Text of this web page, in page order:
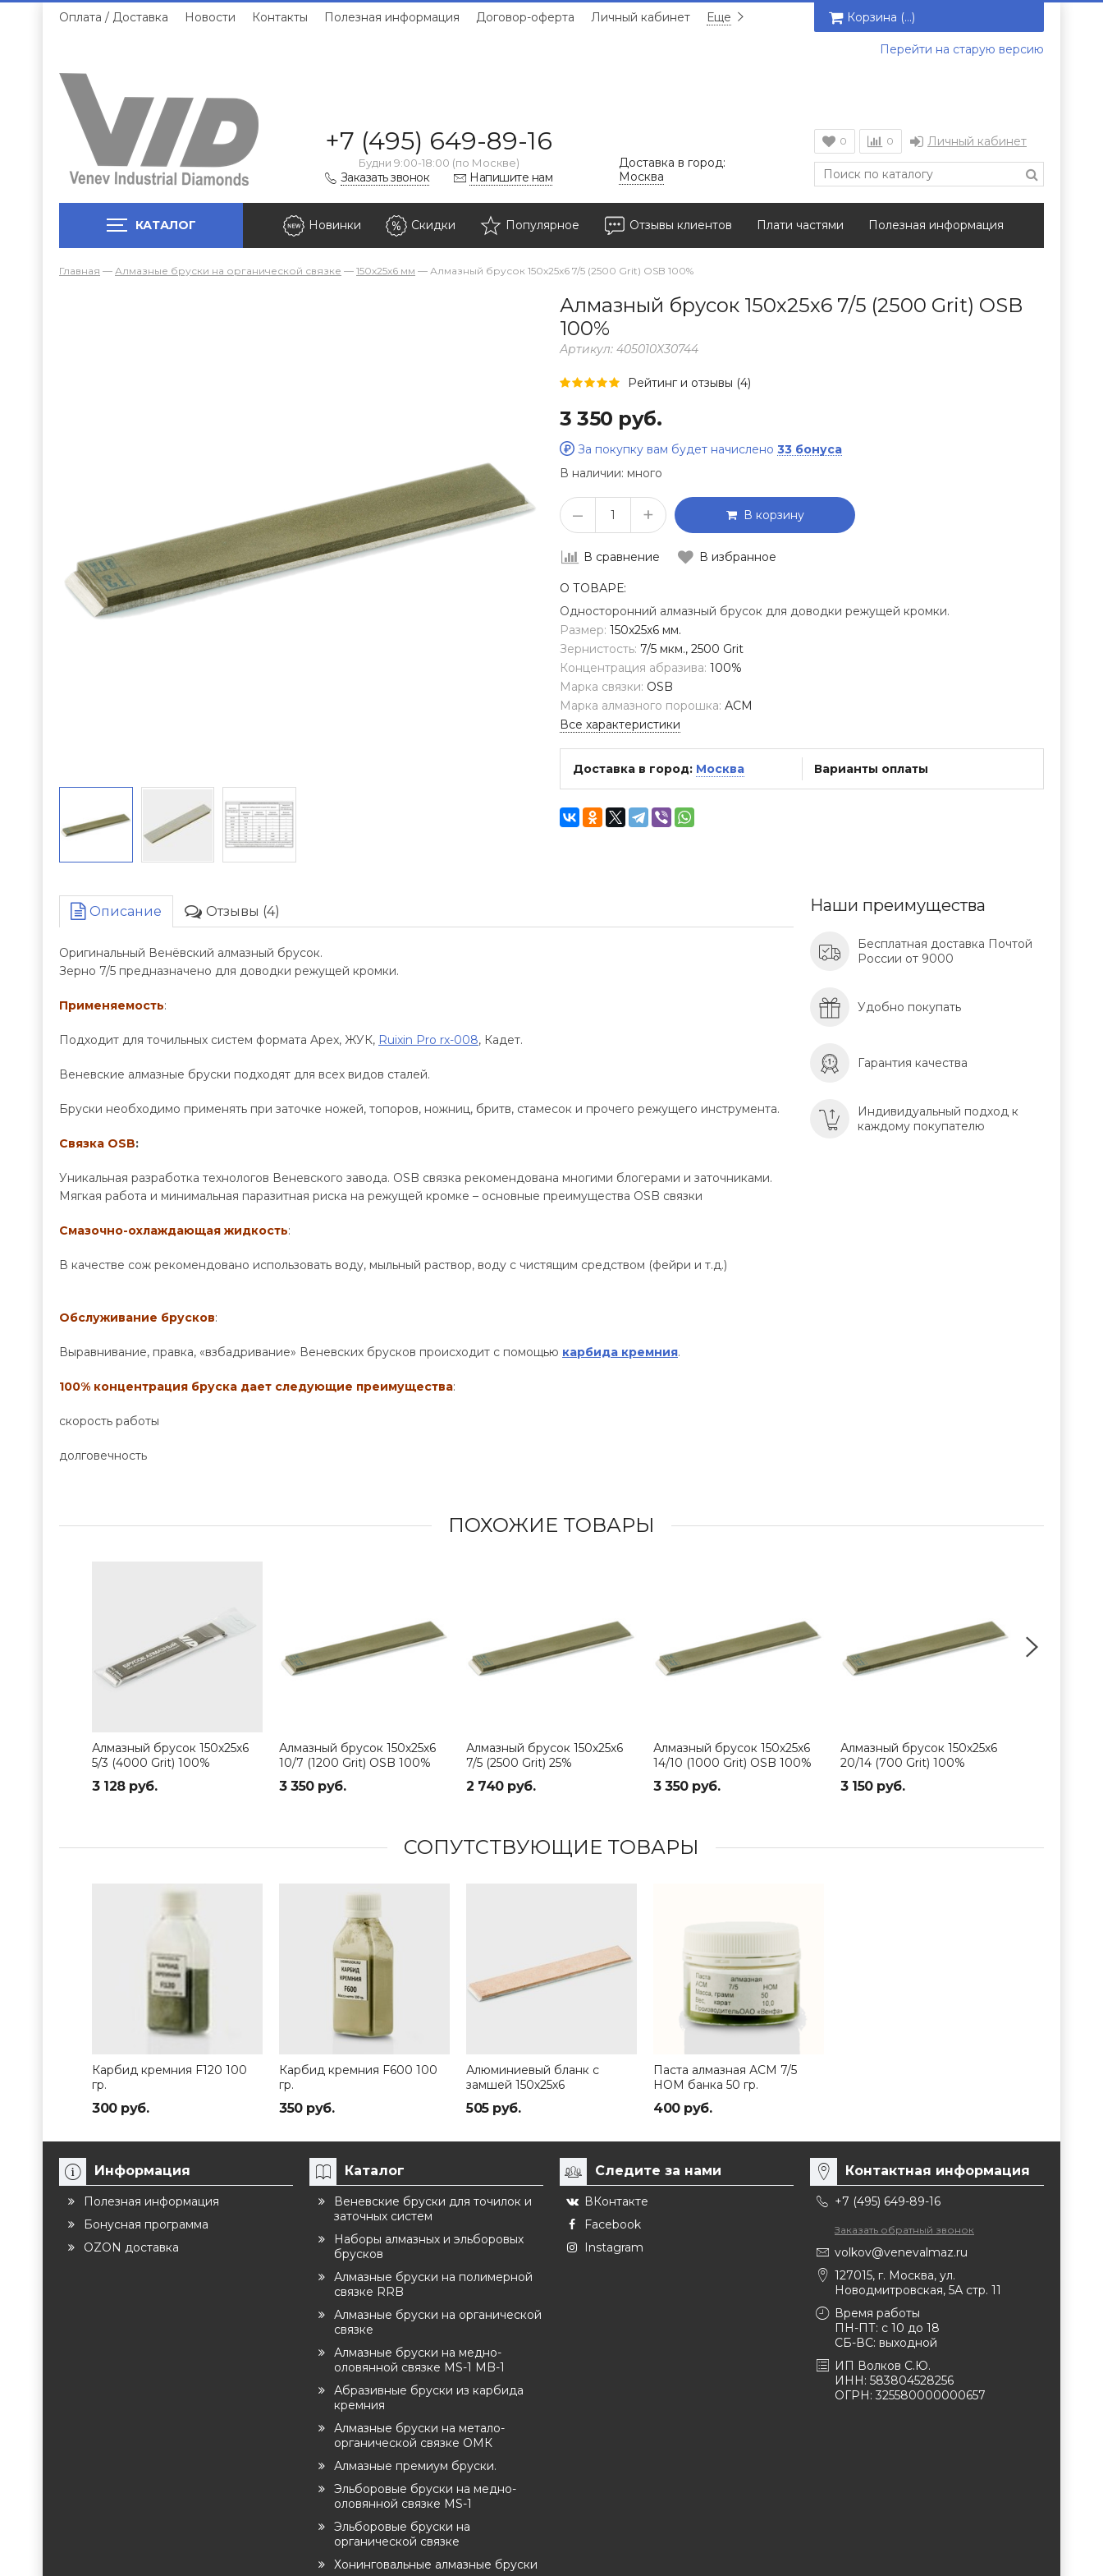
Оплата / Доставка Новости Контакты Полезная информация Договор-оферта Личный кабинет Еще Корзина (…)
Перейти на старую версию
+7 (495) 649-89-16
Будни 9:00-18:00 (по Москве)
Заказать звонок Напишите нам
Доставка в город:
Москва
0 0 Личный кабинет
КАТАЛОГ Новинки Скидки Популярное Отзывы клиентов Плати частями Полезная информация
Главная — Алмазные бруски на органической связке — 150х25х6 мм — Алмазный брусок 150х25х6 7/5 (2500 Grit) OSB 100%
Алмазный брусок 150х25х6 7/5 (2500 Grit) OSB
100%
Артикул: 405010Х30744
Рейтинг и отзывы (4)
3 350 руб.
За покупку вам будет начислено 33 бонуса
В наличии: много
– + В корзину
В сравнение В избранное
О ТОВАРЕ:
Односторонний алмазный брусок для доводки режущей кромки.
Размер: 150х25х6 мм.
Зернистость: 7/5 мкм., 2500 Grit
Концентрация абразива: 100%
Марка связки: OSB
Марка алмазного порошка: АСМ
Все характеристики
Доставка в город: Москва Варианты оплаты
Описание Отзывы (4)
Оригинальный Венёвский алмазный брусок.
Зерно 7/5 предназначено для доводки режущей кромки.
Применяемость:
Подходит для точильных систем формата Apex, ЖУК, Ruixin Pro rx-008, Кадет.
Веневские алмазные бруски подходят для всех видов сталей.
Бруски необходимо применять при заточке ножей, топоров, ножниц, бритв, стамесок и прочего режущего инструмента.
Связка OSB:
Уникальная разработка технологов Веневского завода. OSB связка рекомендована многими блогерами и заточниками.
Мягкая работа и минимальная паразитная риска на режущей кромке – основные преимущества OSB связки
Смазочно-охлаждающая жидкость:
В качестве сож рекомендовано использовать воду, мыльный раствор, воду с чистящим средством (фейри и т.д.)
Обслуживание брусков:
Выравнивание, правка, «взбадривание» Веневских брусков происходит с помощью карбида кремния.
100% концентрация бруска дает следующие преимущества:
скорость работы
долговечность
Наши преимущества
Бесплатная доставка Почтой
России от 9000
Удобно покупать
Гарантия качества
Индивидуальный подход к
каждому покупателю
ПОХОЖИЕ ТОВАРЫ
Алмазный брусок 150х25х6
5/3 (4000 Grit) 100%
3 128 руб.
Алмазный брусок 150х25х6
10/7 (1200 Grit) OSB 100%
3 350 руб.
Алмазный брусок 150х25х6
7/5 (2500 Grit) 25%
2 740 руб.
Алмазный брусок 150х25х6
14/10 (1000 Grit) OSB 100%
3 350 руб.
Алмазный брусок 150х25х6
20/14 (700 Grit) 100%
3 150 руб.
СОПУТСТВУЮЩИЕ ТОВАРЫ
Карбид кремния F120 100
гр.
300 руб.
Карбид кремния F600 100
гр.
350 руб.
Алюминиевый бланк с
замшей 150х25х6
505 руб.
Паста алмазная АСМ 7/5
НОМ банка 50 гр.
400 руб.
Информация
Полезная информация
Бонусная программа
OZON доставка
Каталог
Веневские бруски для точилок и
заточных систем
Наборы алмазных и эльборовых
брусков
Алмазные бруски на полимерной
связке RRB
Алмазные бруски на органической
связке
Алмазные бруски на медно-
оловянной связке MS-1 MB-1
Абразивные бруски из карбида
кремния
Алмазные бруски на метало-
органической связке ОМК
Алмазные премиум бруски.
Эльборовые бруски на медно-
оловянной связке MS-1
Эльборовые бруски на
органической связке
Хонинговальные алмазные бруски
Следите за нами
ВКонтакте
Facebook
Instagram
Контактная информация
+7 (495) 649-89-16
Заказать обратный звонок
volkov@venevalmaz.ru
127015, г. Москва, ул.
Новодмитровская, 5А стр. 11
Время работы
ПН-ПТ: с 10 до 18
СБ-ВС: выходной
ИП Волков С.Ю.
ИНН: 583804528256
ОГРН: 325580000000657